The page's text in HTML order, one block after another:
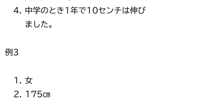
中学のとき1年で10センチは伸び
ました。
例3
女
175㎝